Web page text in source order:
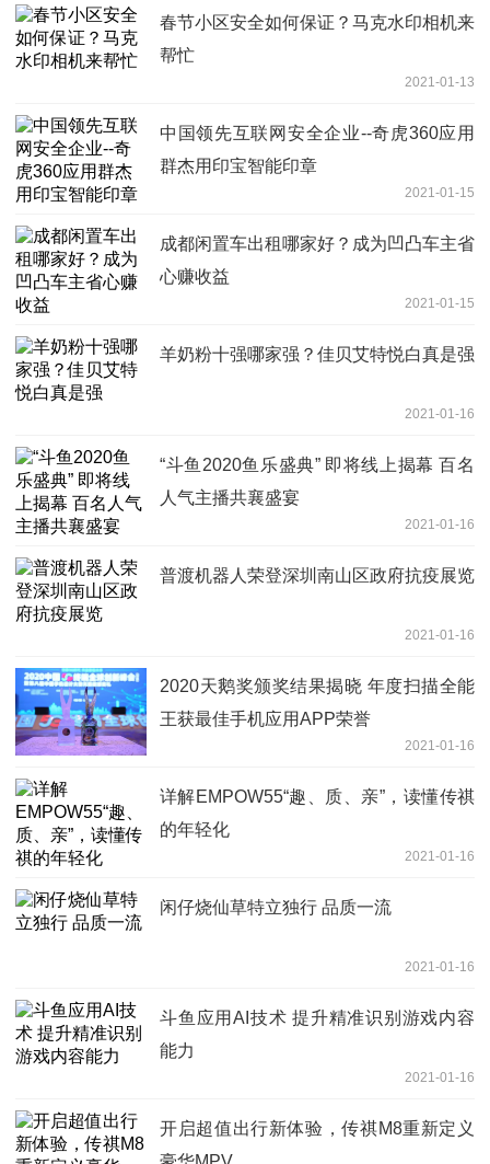
春节小区安全如何保证？马克水印相机来
帮忙
2021-01-13
中国领先互联网安全企业--奇虎360应用
群杰用印宝智能印章
2021-01-15
成都闲置车出租哪家好？成为凹凸车主省
心赚收益
2021-01-15
羊奶粉十强哪家强？佳贝艾特悦白真是强
2021-01-16
“斗鱼2020鱼乐盛典” 即将线上揭幕 百名
人气主播共襄盛宴
2021-01-16
普渡机器人荣登深圳南山区政府抗疫展览
2021-01-16
2020天鹅奖颁奖结果揭晓 年度扫描全能
王获最佳手机应用APP荣誉
2021-01-16
详解EMPOW55“趣、质、亲”，读懂传祺
的年轻化
2021-01-16
闲仔烧仙草特立独行 品质一流
2021-01-16
斗鱼应用AI技术 提升精准识别游戏内容
能力
2021-01-16
开启超值出行新体验，传祺M8重新定义